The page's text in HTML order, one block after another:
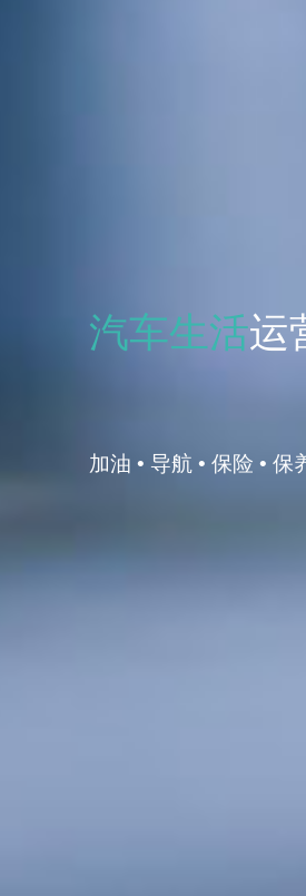
汽车生活运
加油 • 导航 • 保险 • 保